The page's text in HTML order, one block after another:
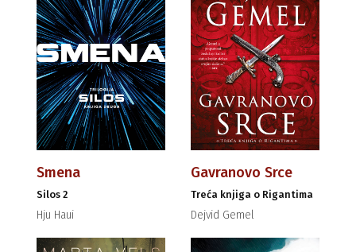
Smena
Silos 2
Hju Haui
Gavranovo Srce
Treća knjiga o Rigantima
Dejvid Gemel